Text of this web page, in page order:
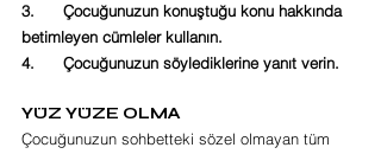
3.      Çocuğunuzun konuştuğu konu hakkında
betimleyen cümleler kullanın.
4.      Çocuğunuzun söylediklerine yanıt verin.
YÜZ YÜZE OLMA
Çocuğunuzun sohbetteki sözel olmayan tüm